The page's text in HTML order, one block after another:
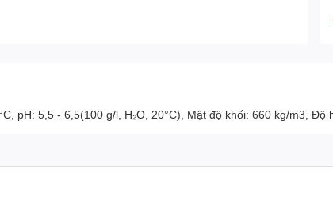
pH: 5,5 - 6,5(100 g/l, H₂O, 20°C), Mật độ khối: 660 kg/m3, Độ